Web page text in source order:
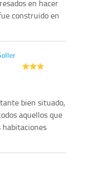
en hacer
construido en
bien situado,
aquellos que
habitaciones